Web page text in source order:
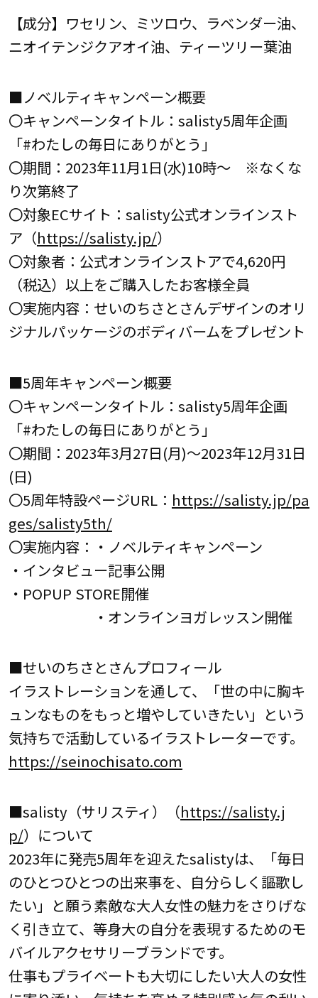
【成分】ワセリン、ミツロウ、ラベンダー油、
ニオイテンジクアオイ油、ティーツリー葉油
■ノベルティキャンペーン概要
〇キャンペーンタイトル：salisty5周年企画
「#わたしの毎日にありがとう」
〇期間：2023年11月1日(水)10時～ ※なくな
り次第終了
〇対象ECサイト：salisty公式オンラインスト
ア（https://salisty.jp/）
〇対象者：公式オンラインストアで4,620円
（税込）以上をご購入したお客様全員
〇実施内容：せいのちさとさんデザインのオリ
ジナルパッケージのボディバームをプレゼント
■5周年キャンペーン概要
〇キャンペーンタイトル：salisty5周年企画
「#わたしの毎日にありがとう」
〇期間：2023年3月27日(月)～2023年12月31日
(日)
〇5周年特設ページURL： https://salisty.jp/pa
ges/salisty5th/
〇実施内容：・ノベルティキャンペーン
・インタビュー記事公開
・POPUP STORE開催
・オンラインヨガレッスン開催
■せいのちさとさんプロフィール
イラストレーションを通して、「世の中に胸キ
ュンなものをもっと増やしていきたい」という
気持ちで活動しているイラストレーターです。
https://seinochisato.com
■salisty（サリスティ）（https://salisty.j
p/）について
2023年に発売5周年を迎えたsalistyは、「毎日
のひとつひとつの出来事を、自分らしく謳歌し
たい」と願う素敵な大人女性の魅力をさりげな
く引き立て、等身大の自分を表現するためのモ
バイルアクセサリーブランドです。
仕事もプライベートも大切にしたい大人の女性